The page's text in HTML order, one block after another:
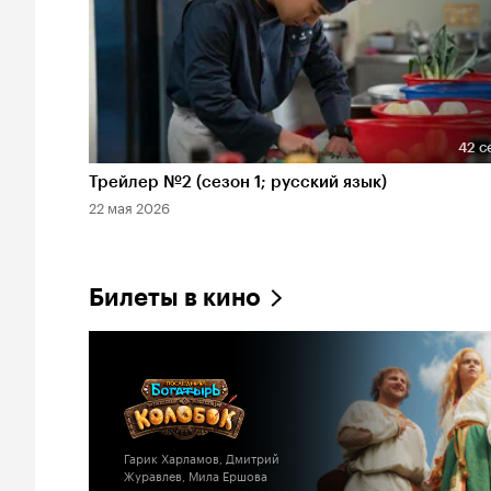
Длительность 42 сек
42
Трейлер №2 (сезон 1; русский язык)
22 мая 2026
Билеты в кино
Гарик Харламов, Дмитрий
Журавлев, Мила Ершова